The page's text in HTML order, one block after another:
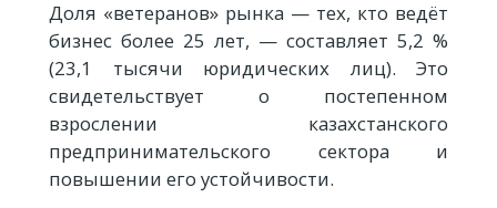
Доля «ветеранов» рынка — тех, кто ведёт
бизнес более 25 лет, — составляет 5,2 %
(23,1 тысячи юридических лиц). Это
свидетельствует о постепенном
взрослении казахстанского
предпринимательского сектора и
повышении его устойчивости.